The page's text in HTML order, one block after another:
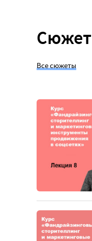
Все сюжеты